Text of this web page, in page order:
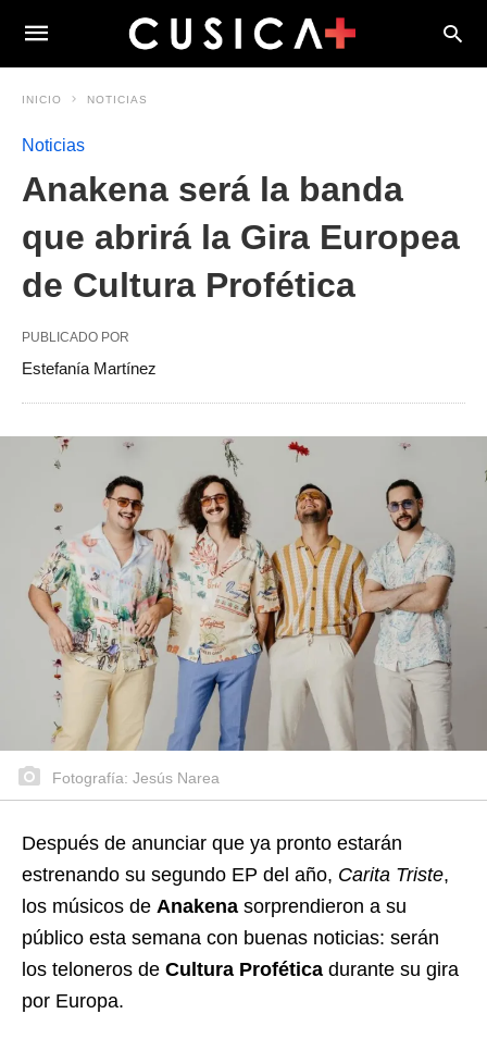
INICIO NOTICIAS
Noticias
Anakena será la banda
que abrirá la Gira Europea
de Cultura Profética
PUBLICADO POR
Estefanía Martínez
Fotografía: Jesús Narea
Después de anunciar que ya pronto estarán
estrenando su segundo EP del año, Carita Triste,
los músicos de Anakena sorprendieron a su
público esta semana con buenas noticias: serán
los teloneros de Cultura Profética durante su gira
por Europa.